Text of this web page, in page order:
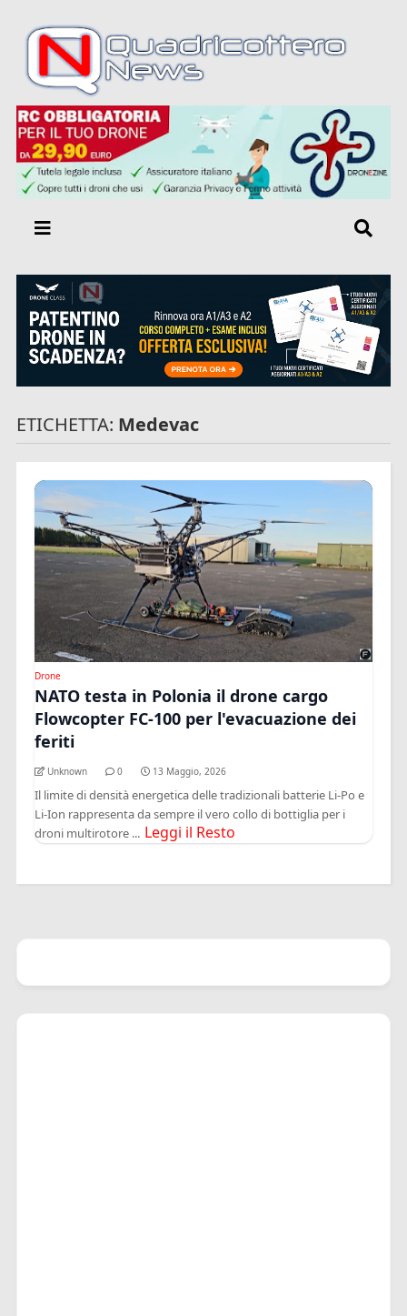
ETICHETTA: Medevac
Drone
NATO testa in Polonia il drone cargo
Flowcopter FC-100 per l'evacuazione dei
feriti
Unknown 0 13 Maggio, 2026
Il limite di densità energetica delle tradizionali batterie Li-Po e
Li-Ion rappresenta da sempre il vero collo di bottiglia per i
droni multirotore ... Leggi il Resto